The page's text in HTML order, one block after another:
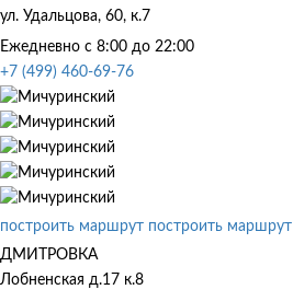
ул. Удальцова, 60, к.7
Ежедневно с 8:00 до 22:00
+7 (499) 460-69-76
построить маршрут построить маршрут
ДМИТРОВКА
Лобненская д.17 к.8